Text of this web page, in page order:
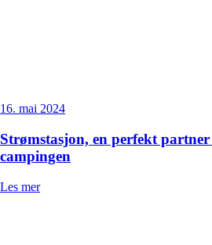
16. mai 2024
Strømstasjon, en perfekt
campingen
Les mer